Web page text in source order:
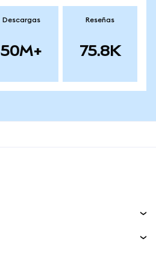
Descargas
50M+
Reseñas
75.8K